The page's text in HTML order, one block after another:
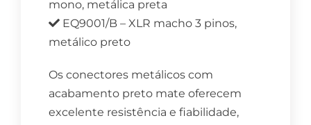
mono, metálica preta
EQ9001/B – XLR macho 3 pinos,
metálico preto
Os conectores metálicos com
acabamento preto mate oferecem
excelente resistência e fiabilidade,